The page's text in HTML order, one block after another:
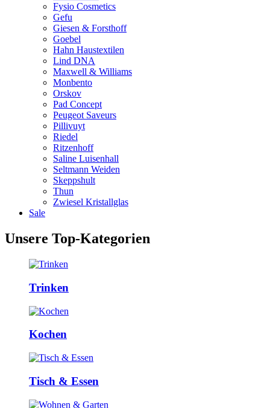
Fysio Cosmetics
Gefu
Giesen & Forsthoff
Goebel
Hahn Haustextilen
Lind DNA
Maxwell & Williams
Monbento
Orskov
Pad Concept
Peugeot Saveurs
Pillivuyt
Riedel
Ritzenhoff
Saline Luisenhall
Seltmann Weiden
Skeppshult
Thun
Zwiesel Kristallglas
Sale
Unsere Top-Kategorien
Trinken
Kochen
Tisch & Essen